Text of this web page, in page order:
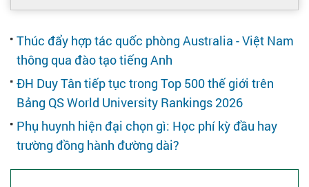
Nhà tuyển dụng
Thúc đẩy hợp tác quốc phòng Australia - Việt Nam
thông qua đào tạo tiếng Anh
ĐH Duy Tân tiếp tục trong Top 500 thế giới trên
Bảng QS World University Rankings 2026
Phụ huynh hiện đại chọn gì: Học phí kỳ đầu hay
trường đồng hành đường dài?